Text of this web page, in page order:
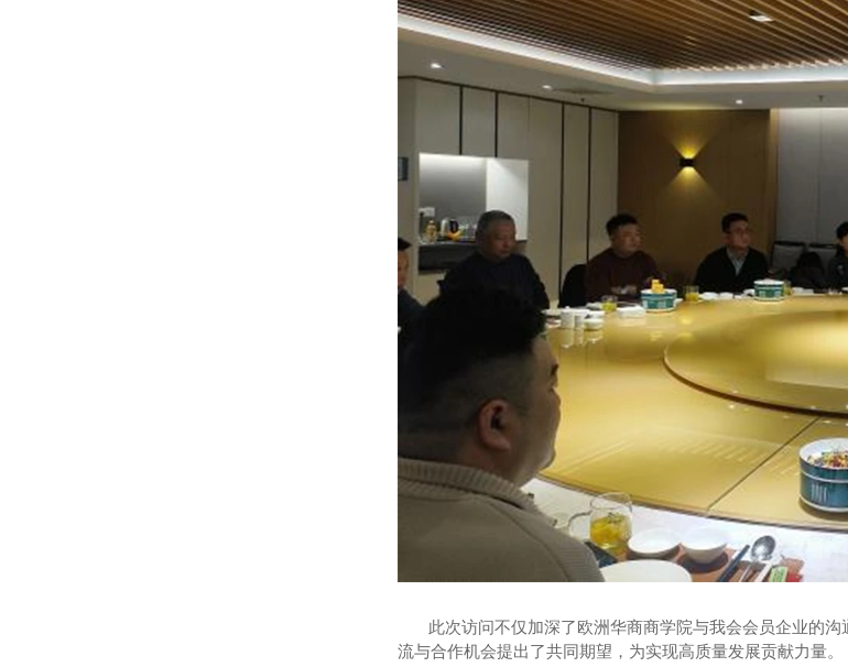
此次访问不仅加深了欧洲华商商学院与我会会员企业的沟
流与合作机会提出了共同期望，为实现高质量发展贡献力量。